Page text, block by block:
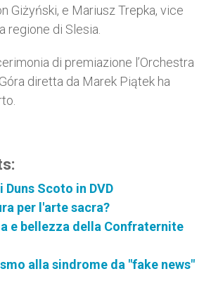
Giżyński, e Mariusz Trepka, vice
regione di Slesia.
di premiazione l’Orchestra
diretta da Marek Piątek ha
Duns Scoto in DVD
per l'arte sacra?
e bellezza della Confraternite
alla sindrome da "fake news"